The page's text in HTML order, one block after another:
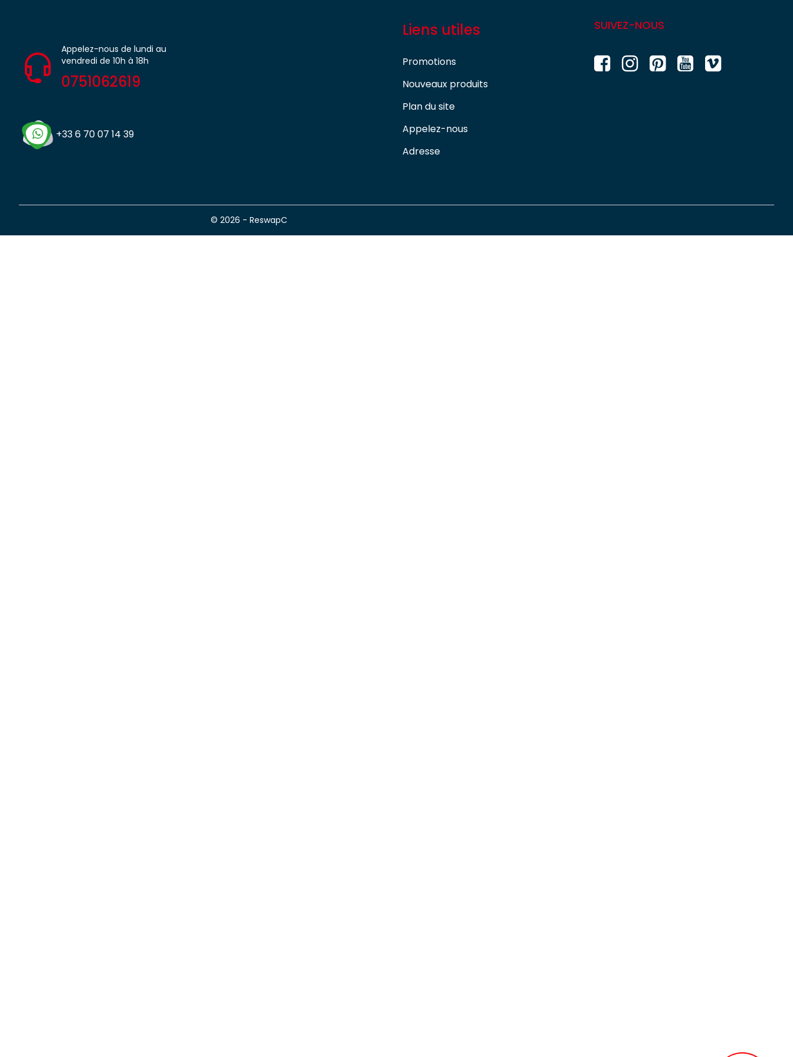
Appelez-nous de lundi au
vendredi de 10h à 18h
0751062619
+33 6 70 07 14 39
Liens utiles
Promotions
Nouveaux produits
Plan du site
Appelez-nous
Adresse
SUIVEZ-NOUS
© 2026 - ReswapC